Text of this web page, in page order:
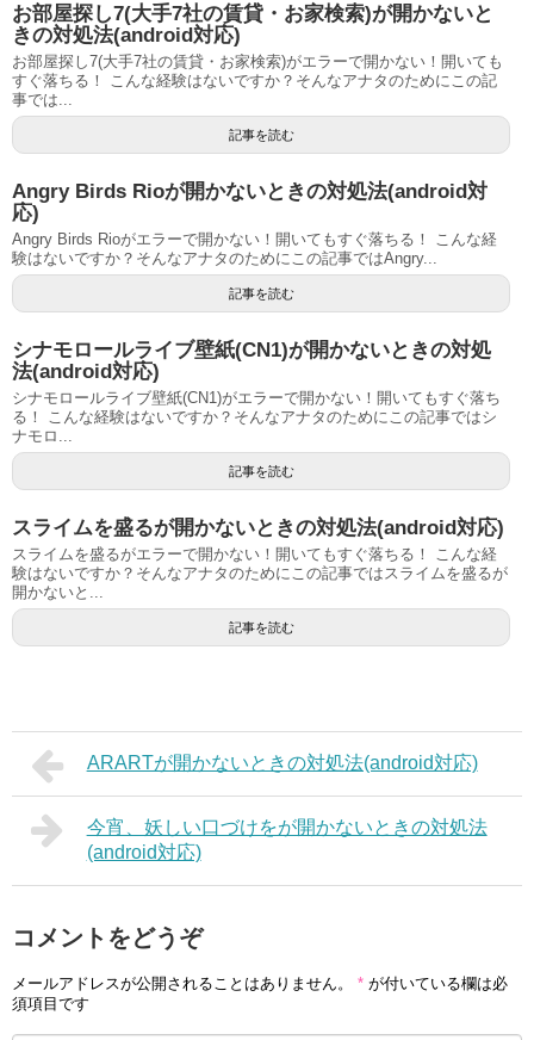
お部屋探し7(大手7社の賃貸・お家検索)が開かないと
きの対処法(android対応)
お部屋探し7(大手7社の賃貸・お家検索)がエラーで開かない！開いても
すぐ落ちる！ こんな経験はないですか？そんなアナタのためにこの記
事では...
記事を読む
Angry Birds Rioが開かないときの対処法(android対
応)
Angry Birds Rioがエラーで開かない！開いてもすぐ落ちる！ こんな経
験はないですか？そんなアナタのためにこの記事ではAngry...
記事を読む
シナモロールライブ壁紙(CN1)が開かないときの対処
法(android対応)
シナモロールライブ壁紙(CN1)がエラーで開かない！開いてもすぐ落ち
る！ こんな経験はないですか？そんなアナタのためにこの記事ではシ
ナモロ...
記事を読む
スライムを盛るが開かないときの対処法(android対応)
スライムを盛るがエラーで開かない！開いてもすぐ落ちる！ こんな経
験はないですか？そんなアナタのためにこの記事ではスライムを盛るが
開かないと...
記事を読む
ARARTが開かないときの対処法(android対応)
今宵、妖しい口づけをが開かないときの対処法
(android対応)
コメントをどうぞ
メールアドレスが公開されることはありません。 * が付いている欄は必
須項目です